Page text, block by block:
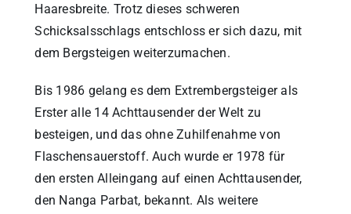
Haaresbreite. Trotz dieses schweren
Schicksalsschlags entschloss er sich dazu, mit
dem Bergsteigen weiterzumachen.
Bis 1986 gelang es dem Extrembergsteiger als
Erster alle 14 Achttausender der Welt zu
besteigen, und das ohne Zuhilfenahme von
Flaschensauerstoff. Auch wurde er 1978 für
den ersten Alleingang auf einen Achttausender,
den Nanga Parbat, bekannt. Als weitere